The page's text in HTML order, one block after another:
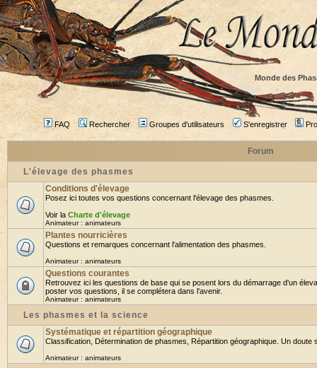
Monde des
FAQ Rechercher Groupes d'utilisateurs S'enregistrer
Forum
L'élevage des phasmes
Conditions d'élevage
Posez ici toutes vos questions concernant l'élevage des phasmes.
Voir la Charte d'élevage
Animateur : animateurs
Plantes nourricières
Questions et remarques concernant l'alimentation des phasmes.
Animateur : animateurs
Questions courantes
Retrouvez ici les questions de base qui se posent lors du démarrage d'un
poster vos questions, il se complétera dans l'avenir.
Animateur : animateurs
Les phasmes et la science
Systématique et répartition géographique
Classification, Détermination de phasmes, Répartition géographique. Un doute
Animateur : animateurs